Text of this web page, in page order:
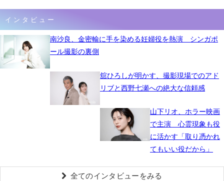
インタビュー
南沙良、金密輸に手を染める妊婦役を熱演 シンガポ
ール撮影の裏側
舘ひろしが明かす、撮影現場でのアド
リブと西野七瀬への絶大な信頼感
山下リオ、ホラー映画
で主演 心霊現象も役
に活かす「取り憑かれ
てもいい役だから」
全てのインタビューをみる